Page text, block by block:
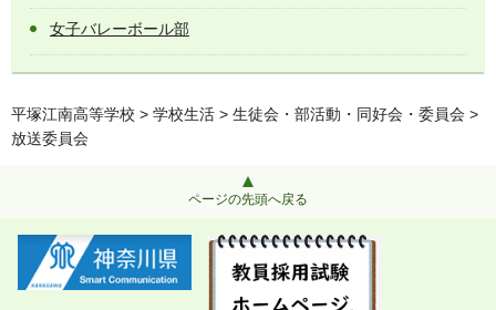
女子バレーボール部
平塚江南高等学校 > 学校生活 > 生徒会・部活動・同好会・委員会 >
放送委員会
ページの先頭へ戻る